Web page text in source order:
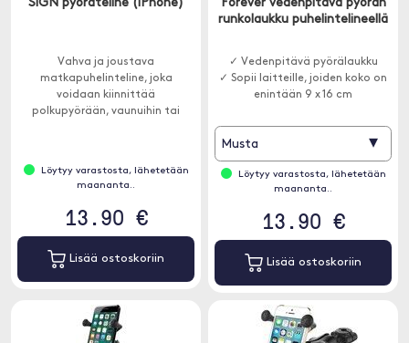
SiGN pyöräteline (iPhone)
Vahva ja joustava
matkapuhelinteline, joka
voidaan kiinnittää
polkupyörään, vaunuihin tai
Löytyy varastosta, lähetetään
maananta..
13.90 €
Lisää ostoskoriin
Forever vedenpitävä pyörän
runkolaukku puhelintelineellä
✓ Vedenpitävä pyörälaukku
✓ Sopii laitteille, joiden koko on
enintään 9 x 16 cm
Musta ▾
Löytyy varastosta, lähetetään
maananta..
13.90 €
Lisää ostoskoriin